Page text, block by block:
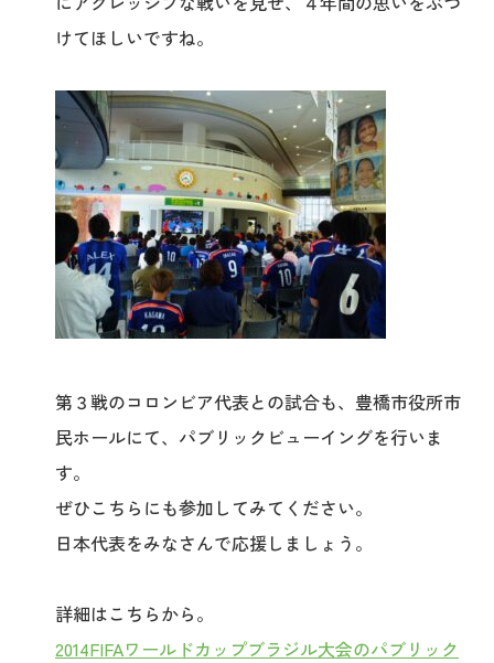
けてほしいですね。
第３戦のコロンビア代表との試合も、豊橋市役所市
民ホールにて、パブリックビューイングを行いま
す。
ぜひこちらにも参加してみてください。
日本代表をみなさんで応援しましょう。
詳細はこちらから。
2014FIFAワールドカップブラジル大会のパブリック